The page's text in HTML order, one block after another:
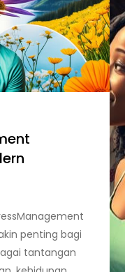
penting bagi
tantangan